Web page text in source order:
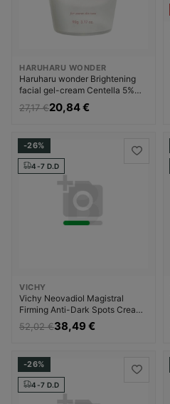
HARUHARU WONDER
Haruharu wonder Brightening
facial gel-cream Centella 5%
Niacinamide (Radiance Gel
Cream) Veido gelis Moterims
27,17 €20,84 €
-26%
4-7 D.D
VICHY
Vichy Neovadiol Magistral
Firming Anti-Dark Spots Cream
Dieninis kremas Kremas nuo
pigmentinių dėmių Moterims
52,02 €38,49 €
-26%
4-7 D.D